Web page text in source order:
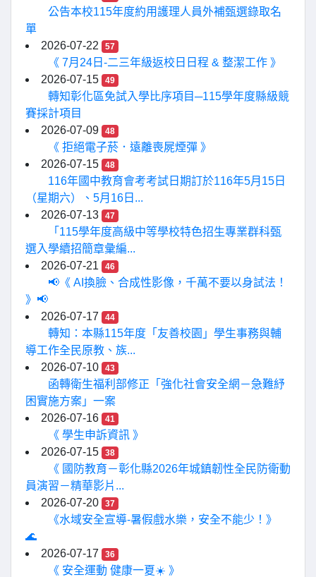
公告本校115年度約用護理人員外補甄選錄取名
單
2026-07-22
57
《 7月24日-二三年級返校日日程 & 整潔工作 》
2026-07-15
49
轉知彰化區免試入學比序項目─115學年度縣級競
賽採計項目
2026-07-09
48
《 拒絕電子菸．遠離喪屍煙彈 》
2026-07-15
48
116年國中教育會考考試日期訂於116年5月15日
（星期六）、5月16日...
2026-07-13
47
「115學年度高級中等學校特色招生專業群科甄
選入學續招簡章彙編...
2026-07-21
46
📢《 AI換臉、合成性影像，千萬不要以身試法！
》📢
2026-07-17
44
轉知：本縣115年度「友善校園」學生事務與輔
導工作全民原教、族...
2026-07-10
43
函轉衛生福利部修正「強化社會安全網－急難紓
困實施方案」一案
2026-07-16
41
《 學生申訴資訊 》
2026-07-15
38
《 國防教育－彰化縣2026年城鎮韌性全民防衛動
員演習－精華影片...
2026-07-20
37
《水域安全宣導-暑假戲水樂，安全不能少！》
🌊
2026-07-17
36
《 安全運動 健康一夏☀️ 》